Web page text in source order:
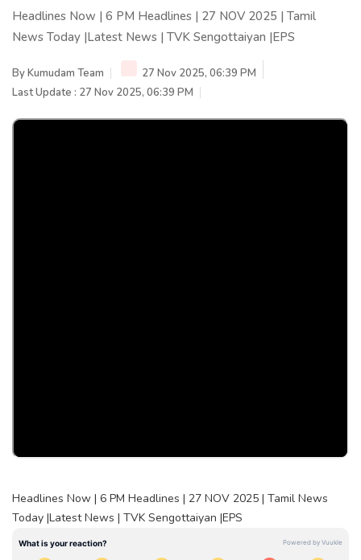
Headlines Now | 6 PM Headlines | 27 NOV 2025 | Tamil
News Today |Latest News | TVK Sengottaiyan |EPS
ByKumudam Team
27 Nov 2025, 06:39 PM
Last Update : 27 Nov 2025, 06:39 PM
Headlines Now | 6 PM Headlines | 27 NOV 2025 | Tamil News
Today |Latest News | TVK Sengottaiyan |EPS